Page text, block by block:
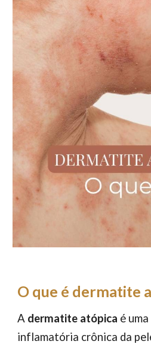
O que é dermatite
A dermatite atópica é
inflamatória crônica da